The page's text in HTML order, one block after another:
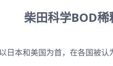
柴田科学BOD
日本和美国为首，在各国被认